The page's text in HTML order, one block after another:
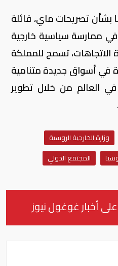
بشأن تصريحات ماي، قائلة
في ممارسة سياسية خارجية
الاتجاهات، تسمح للمملكة
في أسواق جديدة متنامية
العالم من خلال تطوير
وزارة الخارجية الروسية
المجتمع الدولي
على أخبار غوغول نيوز